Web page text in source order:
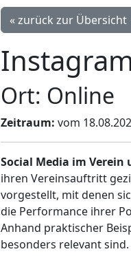
« zurück zur Übersicht
Ort: Online
Zeitraum: vom
Social Media im Verein
ihren Vereinsauftritt
vorgestellt, mit denen
die Performance ihrer
Anhand praktischer
besonders relevant